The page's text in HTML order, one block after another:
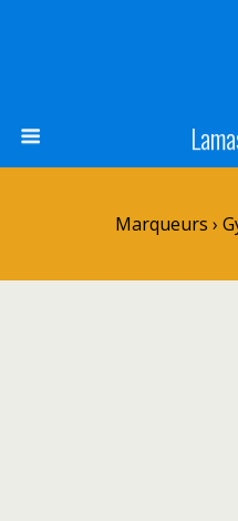
Marqueurs ›